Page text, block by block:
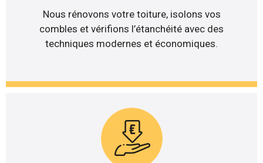
Nous rénovons votre toiture, isolons vos
combles et vérifions l’étanchéité avec des
techniques modernes et économiques.